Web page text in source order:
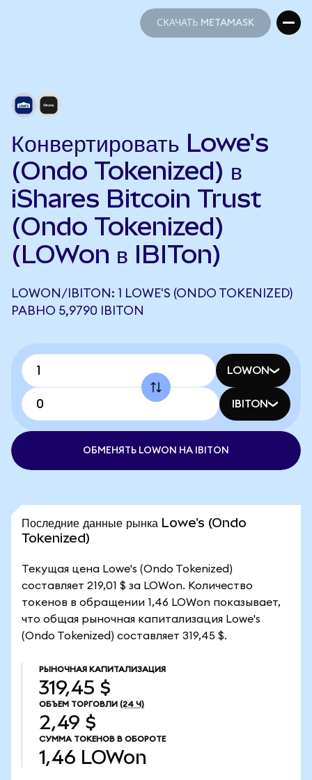
СКАЧАТЬ METAMASK
Конвертировать Lowe's
(Ondo Tokenized) в
iShares Bitcoin Trust
(Ondo Tokenized)
(LOWon в IBITon)
LOWON/IBITON: 1 LOWE'S (ONDO TOKENIZED)
РАВНО 5,9790 IBITON
LOWON
IBITON
ОБМЕНЯТЬ LOWON НА IBITON
Последние данные рынка Lowe's (Ondo
Tokenized)
Текущая цена Lowe's (Ondo Tokenized)
составляет 219,01 $ за LOWon. Количество
токенов в обращении 1,46 LOWon показывает,
что общая рыночная капитализация Lowe's
(Ondo Tokenized) составляет 319,45 $.
РЫНОЧНАЯ КАПИТАЛИЗАЦИЯ
319,45 $
ОБЪЕМ ТОРГОВЛИ (24 Ч)
2,49 $
СУММА ТОКЕНОВ В ОБОРОТЕ
1,46 LOWon